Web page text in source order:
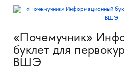
«Почемучник»
буклет для
ВШЭ